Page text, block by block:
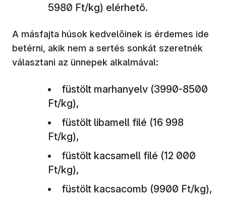
5980 Ft/kg) elérhető.
A másfajta húsok kedvelőinek is érdemes ide
betérni, akik nem a sertés sonkát szeretnék
választani az ünnepek alkalmával:
füstölt marhanyelv (3990-8500
Ft/kg),
füstölt libamell filé (16 998
Ft/kg),
füstölt kacsamell filé (12 000
Ft/kg),
füstölt kacsacomb (9900 Ft/kg),